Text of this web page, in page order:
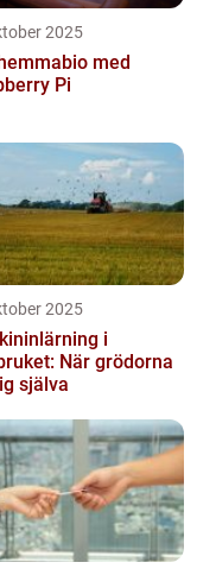
2025
med
Pi
2025
i
När grödorna
själva